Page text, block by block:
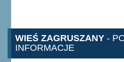
WIEŚ ZAGRUSZANY -
INFORMACJE